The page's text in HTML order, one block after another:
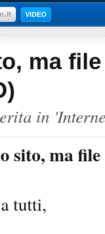
VIDEO
ma
in '
sito, ma
tutti,